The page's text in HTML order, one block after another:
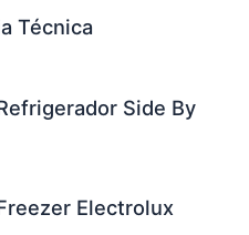
Técnica
Side By
Electrolux